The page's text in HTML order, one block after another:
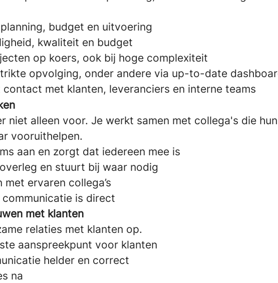
budget en uitvoering
kwaliteit en budget
op koers, ook bij hoge complexiteit
opvolging, onder andere via up-to-date
met klanten, leveranciers en interne teams
niet alleen voor. Je werkt samen met collega's die
vooruithelpen.
aan en zorgt dat iedereen mee is
en stuurt bij waar nodig
ervaren collega’s
is direct
met klanten
relaties met klanten op.
aanspreekpunt voor klanten
helder en correct
na